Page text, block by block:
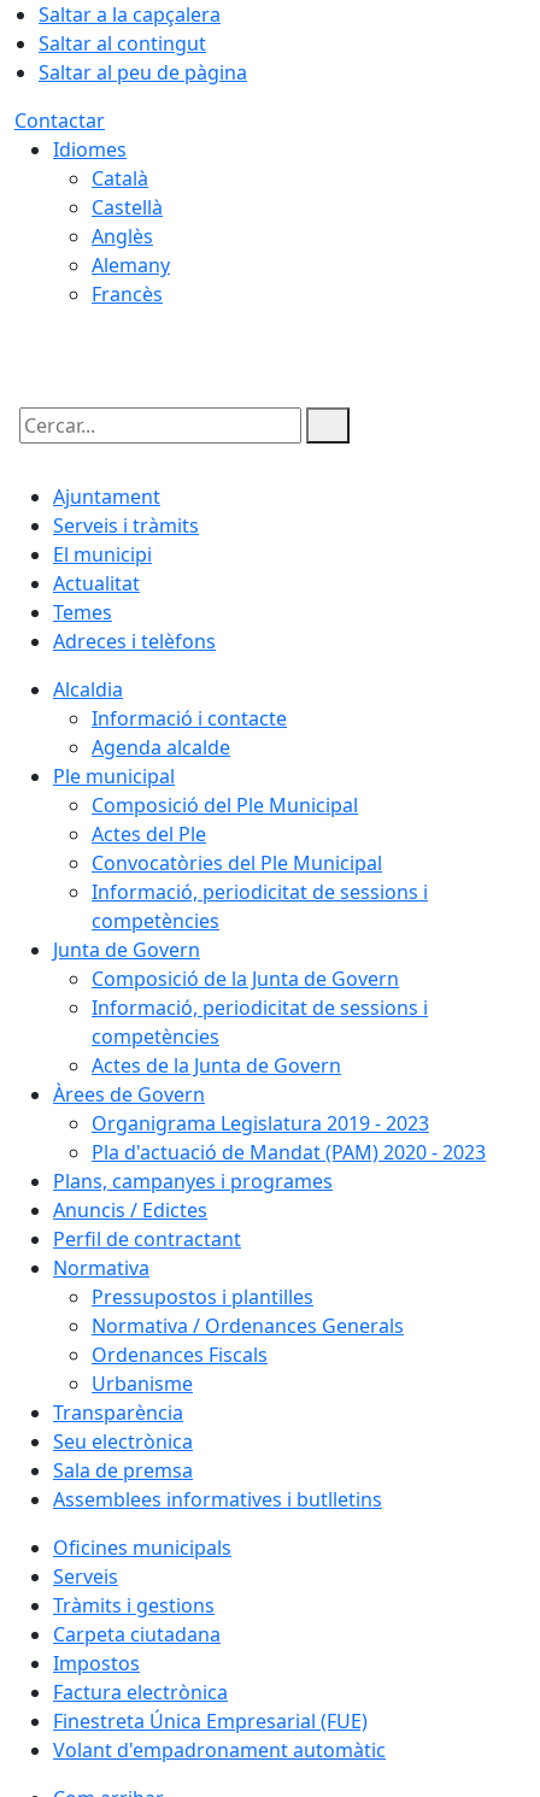
Saltar a la capçalera
Saltar al contingut
Saltar al peu de pàgina
Contactar
Idiomes
Català
Castellà
Anglès
Alemany
Francès
Cercar:
Ajuntament
Serveis i tràmits
El municipi
Actualitat
Temes
Adreces i telèfons
Alcaldia
Informació i contacte
Agenda alcalde
Ple municipal
Composició del Ple Municipal
Actes del Ple
Convocatòries del Ple Municipal
Informació, periodicitat de sessions i
competències
Junta de Govern
Composició de la Junta de Govern
Informació, periodicitat de sessions i
competències
Actes de la Junta de Govern
Àrees de Govern
Organigrama Legislatura 2019 - 2023
Pla d'actuació de Mandat (PAM) 2020 - 2023
Plans, campanyes i programes
Anuncis / Edictes
Perfil de contractant
Normativa
Pressupostos i plantilles
Normativa / Ordenances Generals
Ordenances Fiscals
Urbanisme
Transparència
Seu electrònica
Sala de premsa
Assemblees informatives i butlletins
Oficines municipals
Serveis
Tràmits i gestions
Carpeta ciutadana
Impostos
Factura electrònica
Finestreta Única Empresarial (FUE)
Volant d'empadronament automàtic